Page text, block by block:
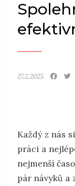
27.2.2025
Každý z nás
práci a
nejmenší
pár návyků a